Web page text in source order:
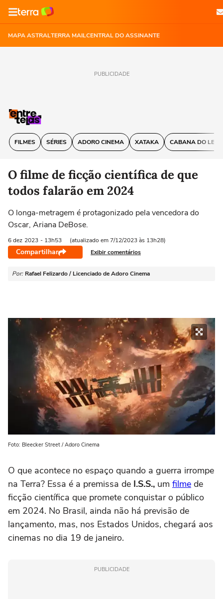
MAPA ASTRALTERRA MAILCENTRAL DO ASSINANTE
PUBLICIDADE
FILMES SÉRIES ADORO CINEMA XATAKA CABANA DO
O filme de ficção científica de que
todos falarão em 2024
O longa-metragem é protagonizado pela vencedora do
Oscar, Ariana DeBose.
6 dez 2023 - 13h53 (atualizado em 7/12/2023 às 13h28)
Compartilhar Exibir comentários
Por: Rafael Felizardo / Licenciado de Adoro Cinema
Foto: Bleecker Street / Adoro Cinema
O que acontece no espaço quando a guerra irrompe
na Terra? Essa é a premissa de I.S.S., um filme de
ficção científica que promete conquistar o público
em 2024. No Brasil, ainda não há previsão de
lançamento, mas, nos Estados Unidos, chegará aos
cinemas no dia 19 de janeiro.
PUBLICIDADE